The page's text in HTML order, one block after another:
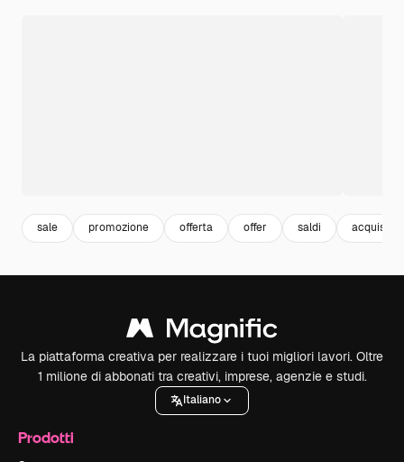
sale promozione offerta offer saldi acquisti
La piattaforma creativa per realizzare i tuoi migliori lavori. Oltre
1 milione di abbonati tra creativi, imprese, agenzie e studi.
Italiano
Prodotti